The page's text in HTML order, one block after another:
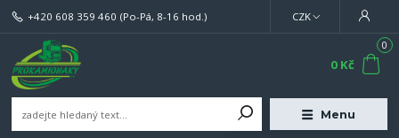
Menu
CZK
+420 608 359 460 (Po-Pá, 8-16 hod.)
0
0 Kč